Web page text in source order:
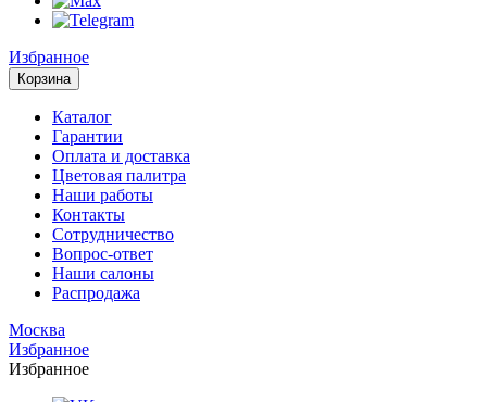
Избранное
Корзина
Каталог
Гарантии
Оплата и доставка
Цветовая палитра
Наши работы
Контакты
Сотрудничество
Вопрос-ответ
Наши салоны
Распродажа
Москва
Избранное
Избранное